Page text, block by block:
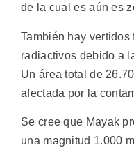
de la cual es aún es
También hay
radiactivos debido a
Un área total de
afectada por la
Se cree que Mayak
una magnitud 1.000